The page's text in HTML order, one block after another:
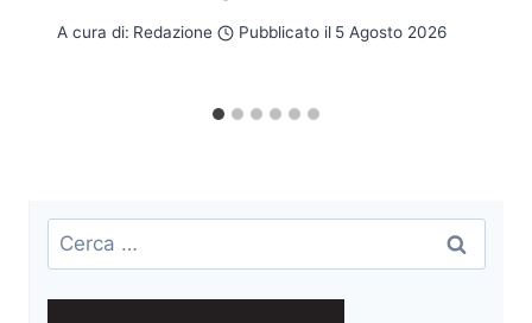
A cura di: Redazione Pubblicato il 5 Agosto 2026
Ricerca
per: